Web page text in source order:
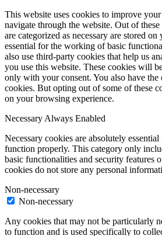
This website uses cookies to improve
navigate through the website. Out of
are categorized as necessary are stored
essential for the working of basic
also use third-party cookies that help us
you use this website. These cookies will
only with your consent. You also have
cookies. But opting out of some of these
on your browsing experience.
Necessary Always Enabled
Necessary cookies are absolutely
function properly. This category only
basic functionalities and security features
cookies do not store any personal
Non-necessary
Non-necessary
Any cookies that may not be particularly
to function and is used specifically to